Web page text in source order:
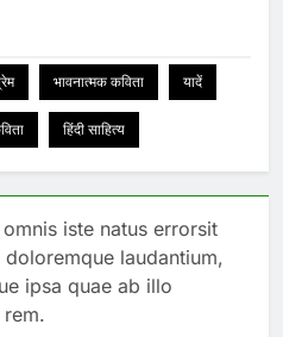
भावनात्मक कविता यादें
हिंदी साहित्य
iste natus errorsit
laudantium,
ipsa quae ab illo